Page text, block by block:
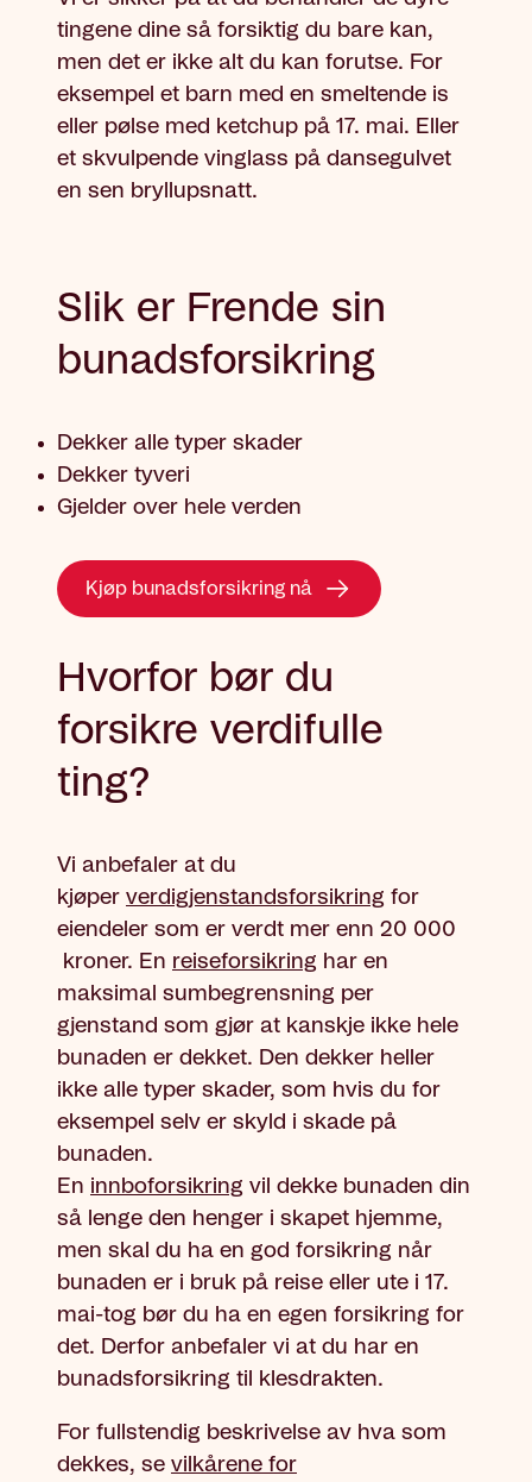
tingene dine så forsiktig du bare kan,
men det er ikke alt du kan forutse. For
eksempel et barn med en smeltende is
eller pølse med ketchup på 17. mai. Eller
et skvulpende vinglass på dansegulvet
en sen bryllupsnatt.
Slik er Frende sin
bunadsforsikring
Dekker alle typer skader
Dekker tyveri
Gjelder over hele verden
Kjøp bunadsforsikring nå
Hvorfor bør du
forsikre verdifulle
ting?
Vi anbefaler at du
kjøper verdigjenstandsforsikring for
eiendeler som er verdt mer enn 20 000
kroner. En reiseforsikring har en
maksimal sumbegrensning per
gjenstand som gjør at kanskje ikke hele
bunaden er dekket. Den dekker heller
ikke alle typer skader, som hvis du for
eksempel selv er skyld i skade på
bunaden.
En innboforsikring vil dekke bunaden din
så lenge den henger i skapet hjemme,
men skal du ha en god forsikring når
bunaden er i bruk på reise eller ute i 17.
mai-tog bør du ha en egen forsikring for
det. Derfor anbefaler vi at du har en
bunadsforsikring til klesdrakten.
For fullstendig beskrivelse av hva som
dekkes, se vilkårene for